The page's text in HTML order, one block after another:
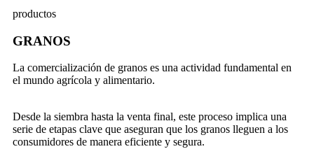
productos
GRANOS
La comercialización de granos es una actividad fundamental en
el mundo agrícola y alimentario.
Desde la siembra hasta la venta final, este proceso implica una
serie de etapas clave que aseguran que los granos lleguen a los
consumidores de manera eficiente y segura.